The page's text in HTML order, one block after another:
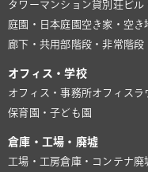
タワーマンション貸別荘ビル
庭園・日本庭園 空き家・空き
廊下・共用部階段・非常階段
オフィス・学校
オフィス・事務所オフィスラ
保育園・子ども園
倉庫・工場・廃墟
工場・工房倉庫・コンテナ廃